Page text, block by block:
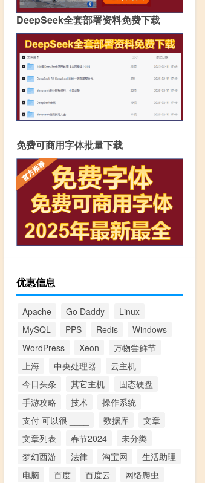
DeepSeek全套部署资料免费下载
免费可商用字体批量下载
优惠信息
Apache Go Daddy
Linux
MySQL
PPS Redis
Windows
WordPress
Xeon
万物尝鲜节
上海
中央处理器
云主机
今日头条
其它主机
固态硬盘
手游攻略
技术
操作系统
支付 可以很 ____
数据库
文章
文章列表
春节2024
未分类
梦幻西游
法律 淘宝网
生活助理
电脑
百度 百度云
网络爬虫